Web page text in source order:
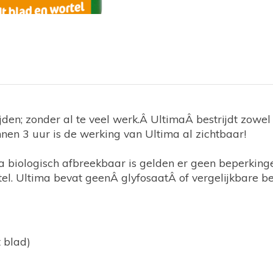
zonder al te veel werk.Â UltimaÂ bestrijdt
3 uur is de werking van Ultima al zichtbaar!
afbreekbaar is gelden er geen
Ultima bevat geenÂ glyfosaatÂ of vergelijkbare
blad)